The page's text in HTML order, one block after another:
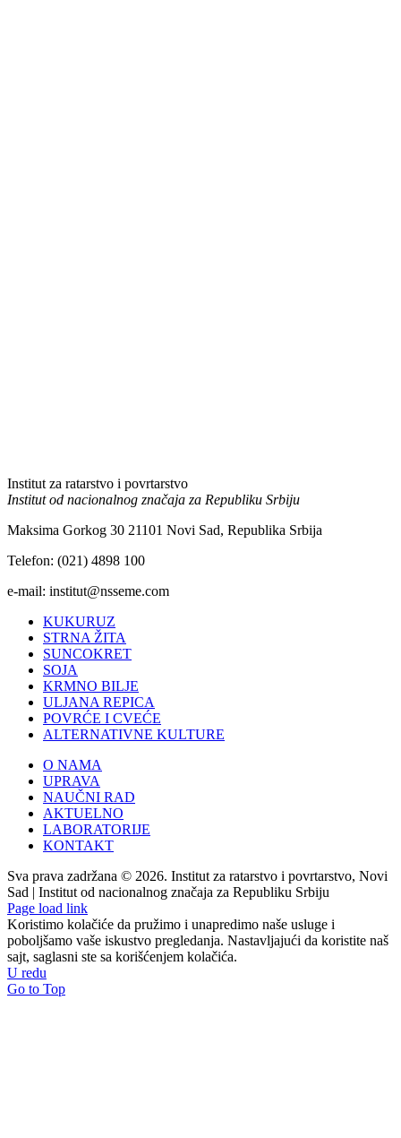
Institut za ratarstvo i povrtarstvo
Institut od nacionalnog značaja za Republiku Srbiju
Maksima Gorkog 30 21101 Novi Sad, Republika Srbija
Telefon: (021) 4898 100
e-mail: institut@nsseme.com
KUKURUZ
STRNA ŽITA
SUNCOKRET
SOJA
KRMNO BILJE
ULJANA REPICA
POVRĆE I CVEĆE
ALTERNATIVNE KULTURE
O NAMA
UPRAVA
NAUČNI RAD
AKTUELNO
LABORATORIJE
KONTAKT
Sva prava zadržana © 2026. Institut za ratarstvo i povrtarstvo, Novi
Sad | Institut od nacionalnog značaja za Republiku Srbiju
Page load link
Koristimo kolačiće da pružimo i unapredimo naše usluge i
poboljšamo vaše iskustvo pregledanja. Nastavljajući da koristite naš
sajt, saglasni ste sa korišćenjem kolačića.
U redu
Go to Top